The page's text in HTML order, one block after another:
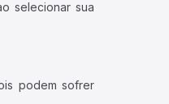
selecionar sua
podem sofrer